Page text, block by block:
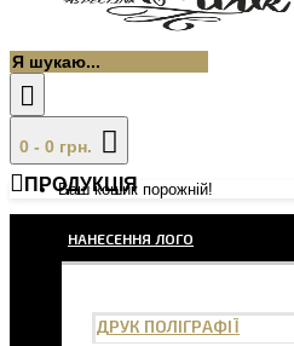
0 - 0 грн.
Ваш кошик порожній!
ПРОДУКЦІЯ
НАНЕСЕННЯ ЛОГО
ДРУК ПОЛІГРАФІЇ